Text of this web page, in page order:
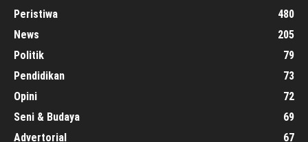
Peristiwa
480
News
205
Politik
79
Pendidikan
73
Opini
72
Seni & Budaya
69
Advertorial
67